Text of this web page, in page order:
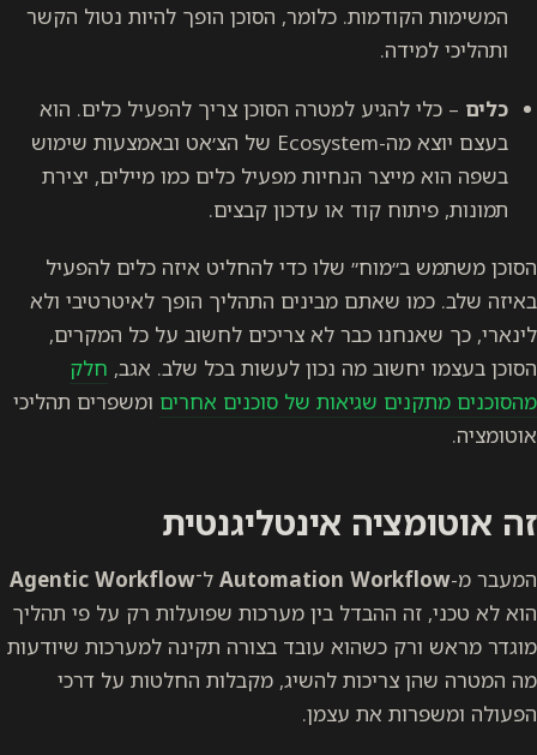
המשימות הקודמות. כלומר, הסוכן הופך להיות נטול הקשר
ותהליכי למידה.
כלים – כלי להגיע למטרה הסוכן צריך להפעיל כלים. הוא
בעצם יוצא מה-Ecosystem של הצ׳אט ובאמצעות שימוש
בשפה הוא מייצר הנחיות מפעיל כלים כמו מיילים, יצירת
תמונות, פיתוח קוד או עדכון קבצים.
הסוכן משתמש ב״מוח״ שלו כדי להחליט איזה כלים להפעיל
באיזה שלב. כמו שאתם מבינים התהליך הופך לאיטרטיבי ולא
לינארי, כך שאנחנו כבר לא צריכים לחשוב על כל המקרים,
הסוכן בעצמו יחשוב מה נכון לעשות בכל שלב. אגב, חלק
מהסוכנים מתקנים שגיאות של סוכנים אחרים ומשפרים תהליכי
אוטומציה.
זה אוטומציה אינטליגנטית
המעבר מ-Automation Workflow ל־Agentic Workflow
הוא לא טכני, זה ההבדל בין מערכות שפועלות רק על פי תהליך
מוגדר מראש ורק כשהוא עובד בצורה תקינה למערכות שיודעות
מה המטרה שהן צריכות להשיג, מקבלות החלטות על דרכי
הפעולה ומשפרות את עצמן.